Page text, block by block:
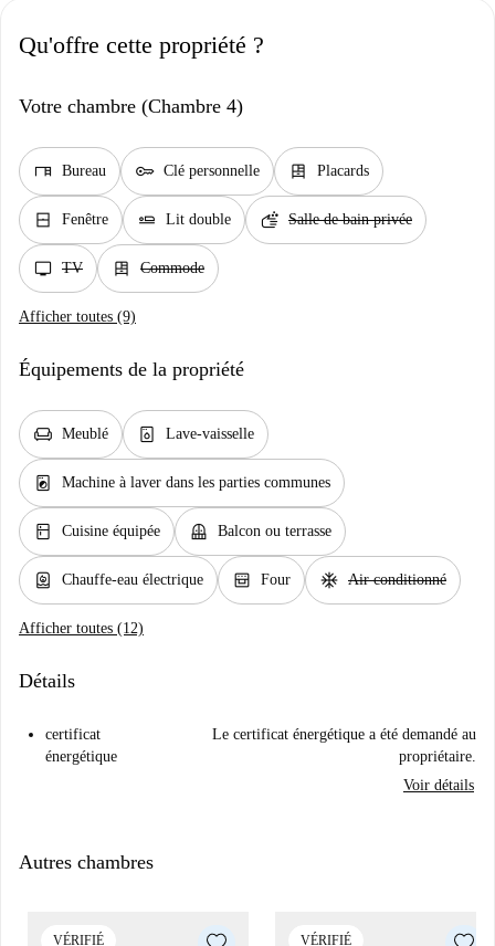
Qu'offre cette propriété ?
Votre chambre (Chambre 4)
desk Bureau key Clé personnelle dresser Placards
window_closed Fenêtre airline_seat_flat Lit double soap Salle de bain privée
tv TV dresser Commode
Afficher toutes (9)
Équipements de la propriété
chair Meublé dishwasher_gen Lave-vaisselle
local_laundry_service Machine à laver dans les parties communes
kitchen Cuisine équipée balcony Balcon ou terrasse
water_heater Chauffe-eau électrique oven_gen Four ac_unit Air conditionné
Afficher toutes (12)
Détails
certificat
énergétique
Le certificat énergétique a été demandé au
propriétaire.
Voir détails
Autres chambres
VÉRIFIÉ VÉRIFIÉ